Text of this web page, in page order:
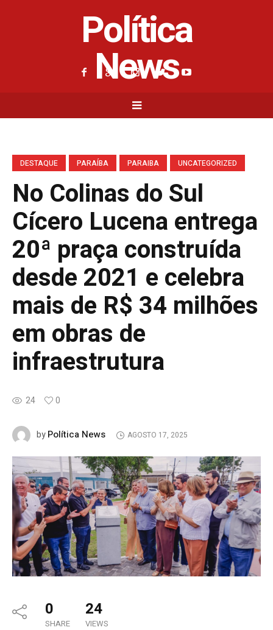
Política
News
DESTAQUE PARAÍBA PARAIBA UNCATEGORIZED
No Colinas do Sul
Cícero Lucena entrega
20ª praça construída
desde 2021 e celebra
mais de R$ 34 milhões
em obras de
infraestrutura
24 0
byPolítica News AGOSTO 17, 2025
0
SHARE
24
VIEWS